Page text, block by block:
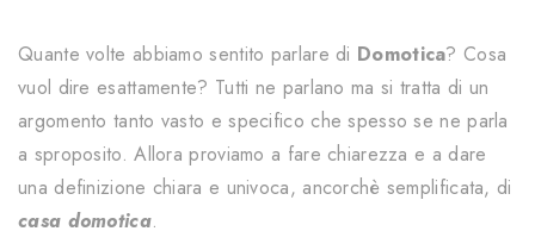
Quante volte abbiamo sentito parlare di Domotica? Cosa
vuol dire esattamente? Tutti ne parlano ma si tratta di un
argomento tanto vasto e specifico che spesso se ne parla
a sproposito. Allora proviamo a fare chiarezza e a dare
una definizione chiara e univoca, ancorchè semplificata, di
casa domotica.